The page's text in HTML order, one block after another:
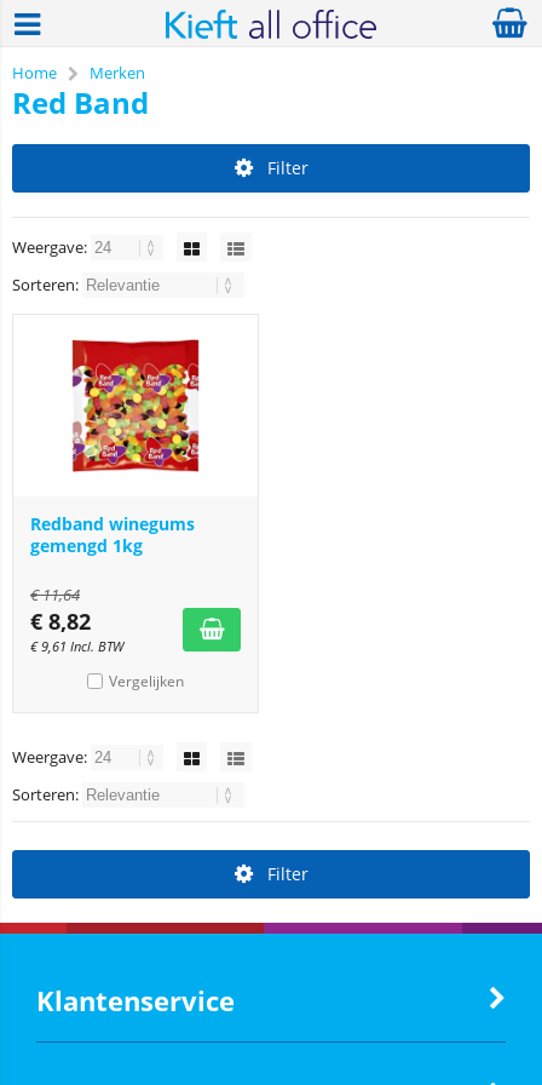
Home Merken
Red Band
Filter
Weergave:
Sorteren:
Redband winegums
gemengd 1kg
€11,64
€ 8,82
€9,61 Incl. BTW
Vergelijken
Weergave:
Sorteren:
Filter
Klantenservice